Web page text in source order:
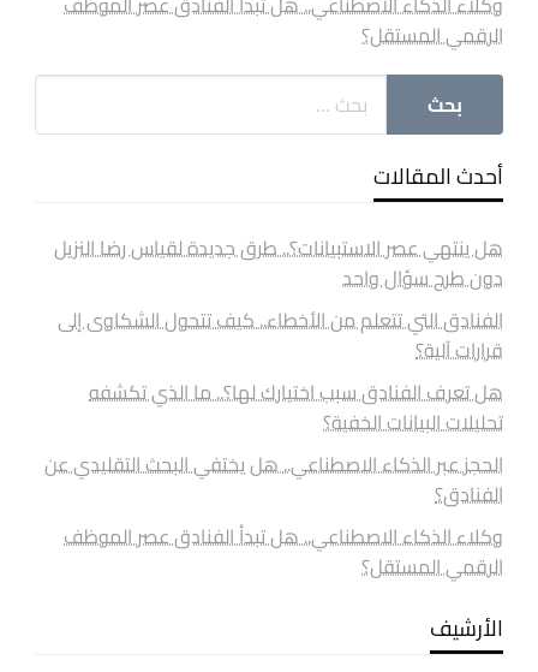
الرقمي المستقل؟
أحدث المقالات
هل ينتهي عصر الاستبيانات؟.. طرق جديدة لقياس رضا النزيل
دون طرح سؤال واحد
الفنادق التي تتعلم من الأخطاء.. كيف تتحول الشكاوى إلى
قرارات آلية؟
هل تعرف الفنادق سبب اختيارك لها؟.. ما الذي تكشفه
تحليلات البيانات الخفية؟
الحجز عبر الذكاء الاصطناعي.. هل يختفي البحث التقليدي عن
الفنادق؟
وكلاء الذكاء الاصطناعي.. هل تبدأ الفنادق عصر الموظف
الرقمي المستقل؟
الأرشيف